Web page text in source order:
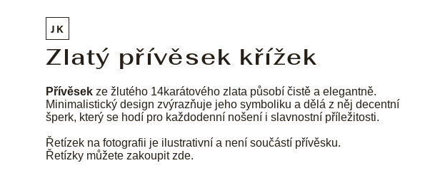
JK
Zlatý přívěsek křížek
Přívěsek ze žlutého 14karátového zlata působí čistě a elegantně.
Minimalistický design zvýrazňuje jeho symboliku a dělá z něj decentní
šperk, který se hodí pro každodenní nošení i slavnostní příležitosti.
Řetízek na fotografii je ilustrativní a není součástí přívěsku.
Řetízky můžete zakoupitzde.